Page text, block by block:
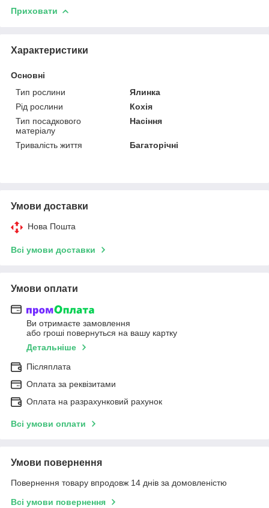
Приховати
Характеристики
Основні
Тип рослини
Ялинка
Рід рослини
Кохія
Тип посадкового
матеріалу
Насіння
Тривалість життя Багаторічні
Умови доставки
Нова Пошта
Всі умови доставки
Умови оплати
Ви отримаєте замовлення
або гроші повернуться на вашу картку
Детальніше
Післяплата
Оплата за реквізитами
Оплата на разрахунковий рахунок
Всі умови оплати
Умови повернення
Повернення товару впродовж 14 днів за домовленістю
Всі умови повернення